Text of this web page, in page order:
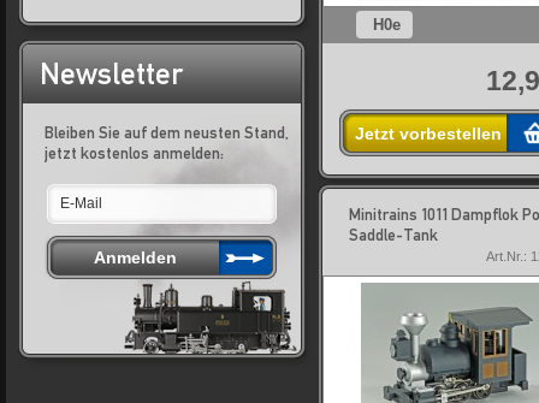
Newsletter
Bleiben Sie auf dem neusten Stand,
jetzt kostenlos anmelden:
H0e
Jetzt vorbestellen
Minitrains 1011 Dampflok
Saddle-Tank
Art.Nr.: